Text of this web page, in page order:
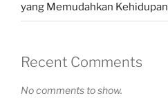
yang Memudahkan Kehidupan
Recent Comments
No comments to show.